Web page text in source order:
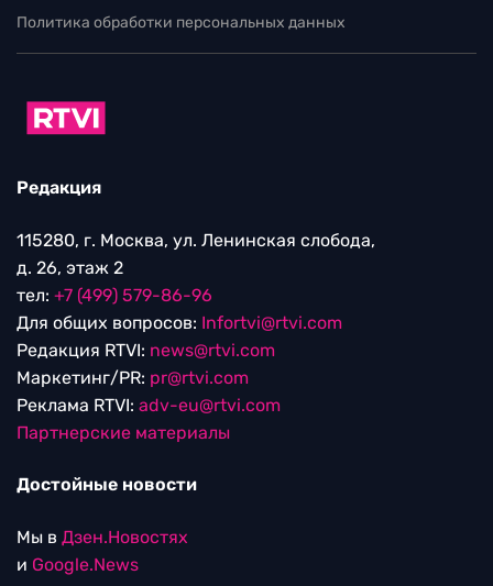
Политика обработки персональных данных
Редакция
115280, г. Москва, ул. Ленинская слобода,
д. 26, этаж 2
тел: +7 (499) 579-86-96
Для общих вопросов: Infortvi@rtvi.com
Редакция RTVI: news@rtvi.com
Маркетинг/PR: pr@rtvi.com
Реклама RTVI: adv-eu@rtvi.com
Партнерские материалы
Достойные новости
Мы в Дзен.Новостях
и Google.News